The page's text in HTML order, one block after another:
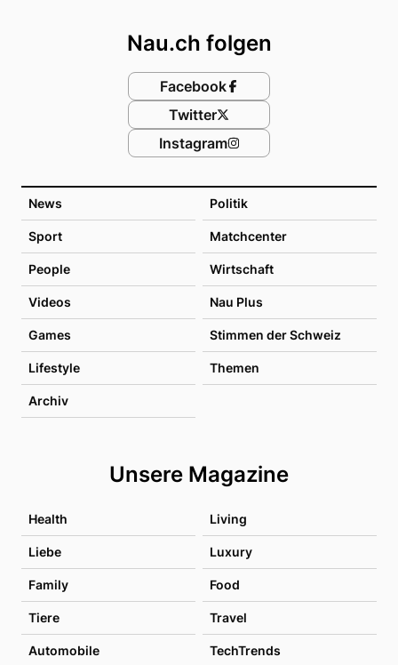
News Politik
Sport Matchcenter
People Wirtschaft
Videos Nau Plus
Games Stimmen der Schweiz
Lifestyle Themen
Archiv
Unsere Magazine
Health Living
Liebe Luxury
Family Food
Tiere Travel
Automobile TechTrends
Nau.ch folgen
Facebook
Twitter
Instagram